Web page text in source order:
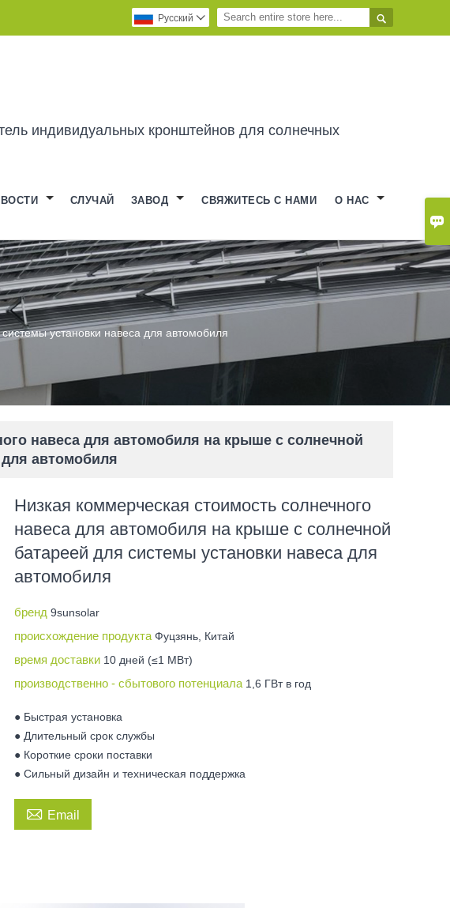


Pусский 
индивидуальных кронштейнов для солнечных
СЛУЧАЙ ЗАВОД СВЯЖИТЕСЬ С НАМИ О НАС
установки навеса для автомобиля
навеса для автомобиля на крыше с солнечной
автомобиля
Низкая коммерческая стоимость солнечного
навеса для автомобиля на крыше с солнечной
батареей для системы установки навеса для
автомобиля
бренд9sunsolar
происхождение продуктаФуцзянь, Китай
время доставки 10 дней (≤1 МВт)
производственно - сбытового потенциала 1,6 ГВт в год
● Быстрая установка
● Длительный срок службы
● Короткие сроки поставки
● Сильный дизайн и техническая поддержка
 Email